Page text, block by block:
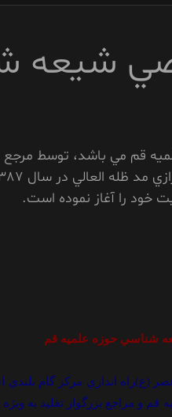
شيعه
قم مي باشد، توسط مرجع
قدر حضرت آيت الله العظمي مکارم شيرازي مد
خود را آغاز نموده است.
(ع)راه اندازي مرکز گام بلندي
و مراجع بزرگوار تقليد به